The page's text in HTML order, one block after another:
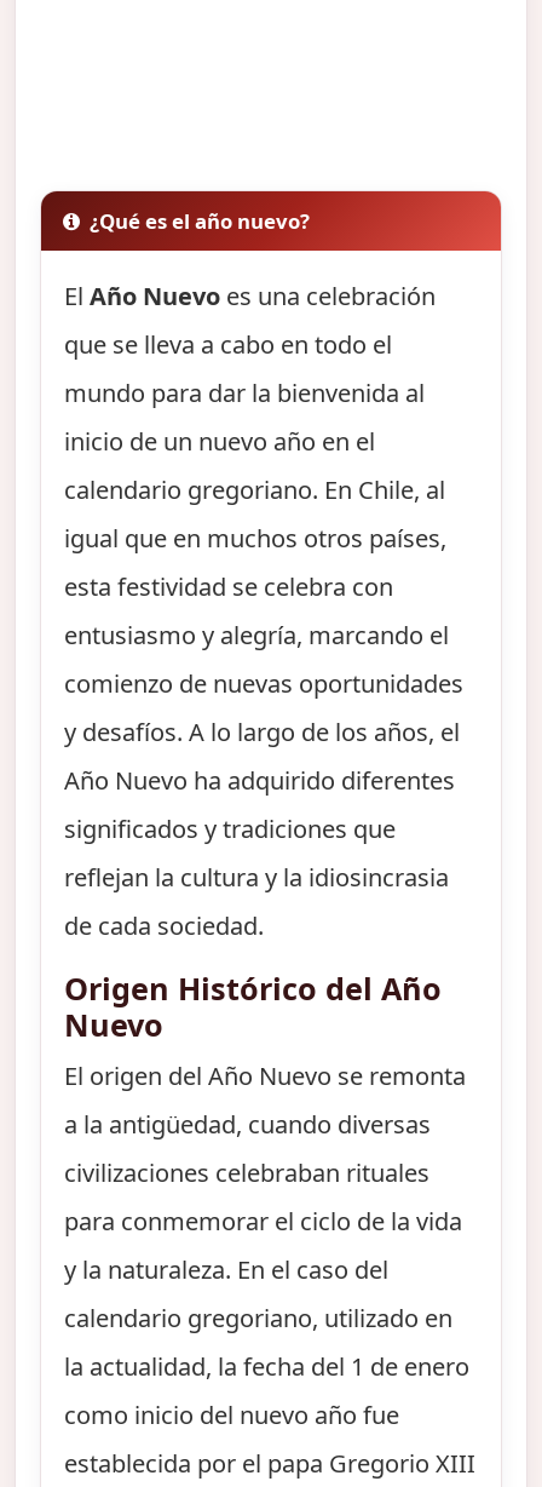
¿Qué es el año nuevo?
ElAño Nuevo es una celebración
que se lleva a cabo en todo el
mundo para dar la bienvenida al
inicio de un nuevo año en el
calendario gregoriano. En Chile, al
igual que en muchos otros países,
esta festividad se celebra con
entusiasmo y alegría, marcando el
comienzo de nuevas oportunidades
y desafíos. A lo largo de los años, el
Año Nuevo ha adquirido diferentes
significados y tradiciones que
reflejan la cultura y la idiosincrasia
de cada sociedad.
Origen Histórico del Año
Nuevo
El origen del Año Nuevo se remonta
a la antigüedad, cuando diversas
civilizaciones celebraban rituales
para conmemorar el ciclo de la vida
y la naturaleza. En el caso del
calendario gregoriano, utilizado en
la actualidad, la fecha del 1 de enero
como inicio del nuevo año fue
establecida por el papa Gregorio XIII